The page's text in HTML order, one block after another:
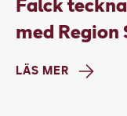
Falck
med Region
LÄS MER